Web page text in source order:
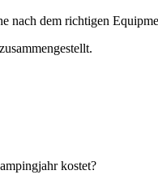
nach dem richtigen
kostet?